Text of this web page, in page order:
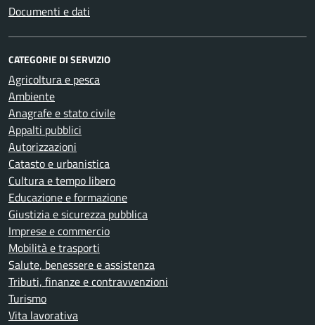
Documenti e dati
CATEGORIE DI SERVIZIO
Agricoltura e pesca
Ambiente
Anagrafe e stato civile
Appalti pubblici
Autorizzazioni
Catasto e urbanistica
Cultura e tempo libero
Educazione e formazione
Giustizia e sicurezza pubblica
Imprese e commercio
Mobilità e trasporti
Salute, benessere e assistenza
Tributi, finanze e contravvenzioni
Turismo
Vita lavorativa